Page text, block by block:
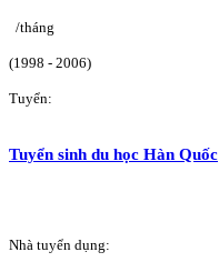
/tháng
(1998 - 2006)
Tuyển:
Tuyển sinh du học Hàn Quốc
Nhà tuyển dụng: